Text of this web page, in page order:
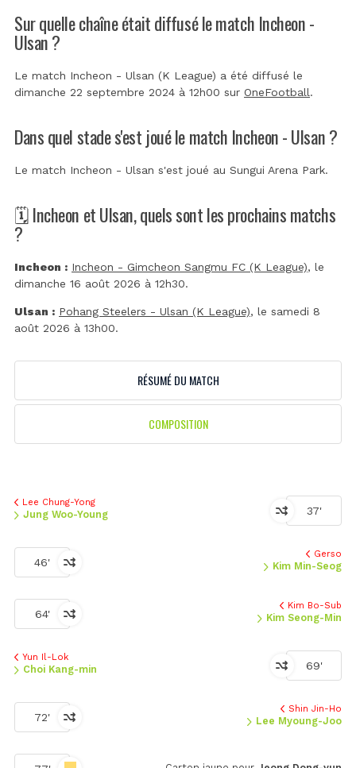
Sur quelle chaîne était diffusé le match Incheon -
Ulsan ?
Le match Incheon - Ulsan (K League) a été diffusé le
dimanche 22 septembre 2024 à 12h00 sur OneFootball.
Dans quel stade s'est joué le match Incheon - Ulsan ?
Le match Incheon - Ulsan s'est joué au Sungui Arena Park.
🗓️ Incheon et Ulsan, quels sont les prochains matchs
?
Incheon : Incheon - Gimcheon Sangmu FC (K League), le
dimanche 16 août 2026 à 12h30.
Ulsan : Pohang Steelers - Ulsan (K League), le samedi 8
août 2026 à 13h00.
RÉSUMÉ DU MATCH
COMPOSITION
37'
Lee Chung-Yong
Jung Woo-Young
46'
Gerso
Kim Min-Seog
64'
Kim Bo-Sub
Kim Seong-Min
69'
Yun Il-Lok
Choi Kang-min
72'
Shin Jin-Ho
Lee Myoung-Joo